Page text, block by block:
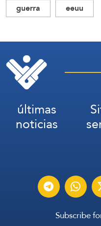
guerra
eeuu
últimas
noticias
Subscribe